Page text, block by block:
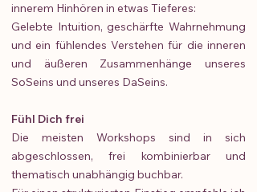
innerem Hinhören in etwas Tieferes:
Gelebte Intuition, geschärfte Wahrnehmung
und ein fühlendes Verstehen für die inneren
und äußeren Zusammenhänge unseres
SoSeins und unseres DaSeins.
Fühl Dich frei
Die meisten Workshops sind in sich
abgeschlossen, frei kombinierbar und
thematisch unabhängig buchbar.